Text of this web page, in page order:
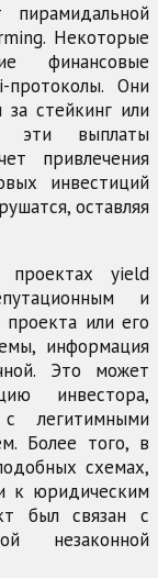
Некоторые
финансовые
Они
стейкинг или
эти выплаты
привлечения
инвестиций
оставляя
проектах yield
и
или его
информация
Это может
инвестора,
легитимными
Более того, в
схемах,
к юридическим
был связан с
незаконной